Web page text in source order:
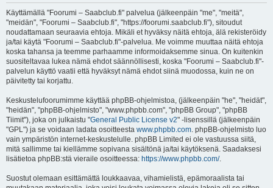
Käyttämällä "Foorumi – Saabclub.fi" palvelua (jälkeenpäin "me", "meitä",
"meidän", "Foorumi – Saabclub.fi", "https://foorumi.saabclub.fi"), sitoudut
noudattamaan seuraavia ehtoja. Mikäli et hyväksy näitä ehtoja, älä rekisteröidy
ja/tai käytä "Foorumi – Saabclub.fi"-palvelua. Me voimme muuttaa näitä ehtoja
koska tahansa ja teemme parhaamme informoidaksemme sinua. On kuitenkin
suositeltavaa lukea nämä ehdot säännöllisesti, koska "Foorumi – Saabclub.fi"-
palvelun käyttö vaatii että hyväksyt nämä ehdot siinä muodossa, kuin ne on
päivitetty tai korjattu.
Keskustelufoorumimme käyttää phpBB-ohjelmistoa, (jälkeenpäin "he", "heidät",
"heidän", "phpBB-ohjelmisto", "www.phpbb.com", "phpBB Group", "phpBB
Tiimit"), joka on julkaistu "General Public License v2" -lisenssillä (jälkeenpäin
"GPL") ja se voidaan ladata osoitteesta www.phpbb.com. phpBB-ohjelmisto luo
vain ympäristön internet-keskustelulle. phpBB Limited ei ole vastuussa siitä,
mitä sallimme tai kiellämme sopivana sisältönä ja/tai käytöksenä. Saadaksesi
lisätietoa phpBB:stä vieraile osoitteessa: https://www.phpbb.com/.
Suostut olemaan esittämättä loukkaavaa, vihamielistä, epämoraalista tai